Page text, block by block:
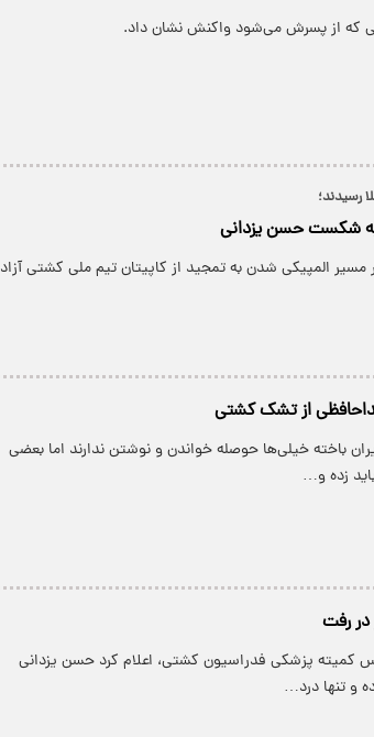
که از پسرش می‌شود واکنش نشان داد.
رسیدند؛
به شکست حسن یزدانی
المپیکی شدن به تمجید از کاپیتان تیم ملی کشتی آزاد
از تشک کشتی
باخته خیلی‌ها حوصله خواندن و نوشتن ندارند اما بعضی
زده و…
رفت
کمیته پزشکی فدراسیون کشتی، اعلام کرد حسن یزدانی
و تنها درد…